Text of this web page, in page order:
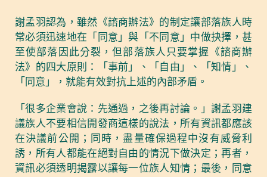
謝孟羽認為，雖然《諮商辦法》的制定讓部落族人時
常必須迅速地在「同意」與「不同意」中做抉擇，甚
至使部落因此分裂，但部落族人只要掌握《諮商辦
法》的四大原則：「事前」、「自由」、「知情」、
「同意」，就能有效對抗上述的內部矛盾。
「很多企業會說：先通過，之後再討論。」謝孟羽建
議族人不要相信開發商這樣的說法，所有資訊都應該
在決議前公開；同時，盡量確保過程中沒有威脅利
誘，所有人都能在絕對自由的情況下做決定；再者，
資訊必須透明揭露以讓每一位族人知情；最後，同意